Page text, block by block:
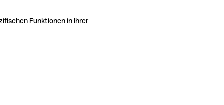
Funktionen in Ihrer